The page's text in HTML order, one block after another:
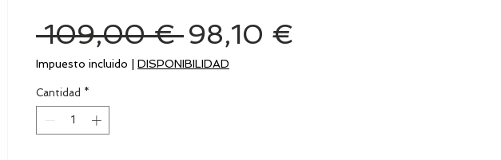
109,00 € Precio
98,10 €
Impuesto incluido DISPONIBILIDAD
Cantidad *